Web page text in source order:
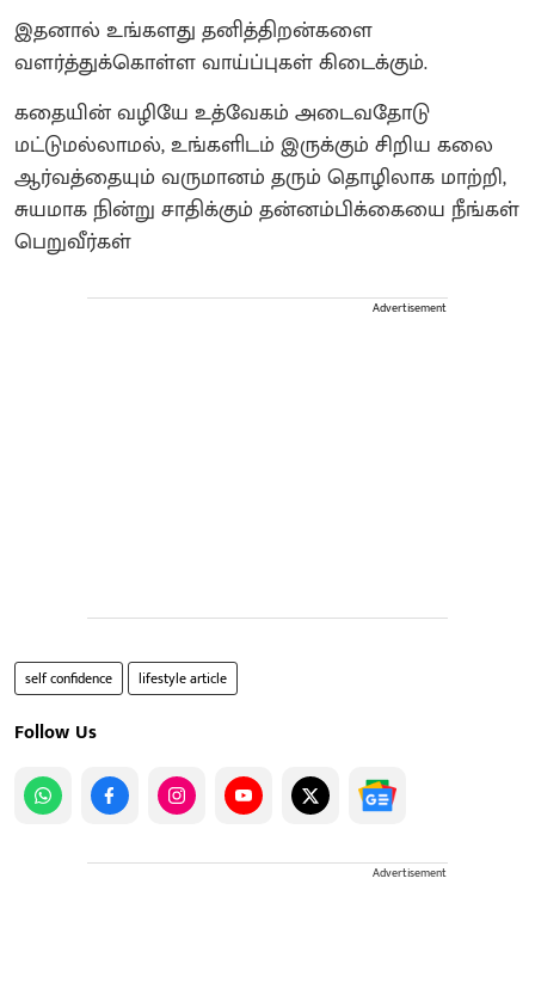
இதனால் உங்களது தனித்திறன்களை
வளர்த்துக்கொள்ள வாய்ப்புகள் கிடைக்கும்.
கதையின் வழியே உத்வேகம் அடைவதோடு
மட்டுமல்லாமல், உங்களிடம் இருக்கும் சிறிய கலை
ஆர்வத்தையும் வருமானம் தரும் தொழிலாக மாற்றி,
சுயமாக நின்று சாதிக்கும் தன்னம்பிக்கையை நீங்கள்
பெறுவீர்கள்
Advertisement
self confidence lifestyle article
Follow Us
Advertisement